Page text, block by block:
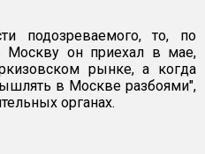
подозреваемого, то, по
Москву он приехал в мае,
рынке, а когда
в Москве разбоями",
органах.